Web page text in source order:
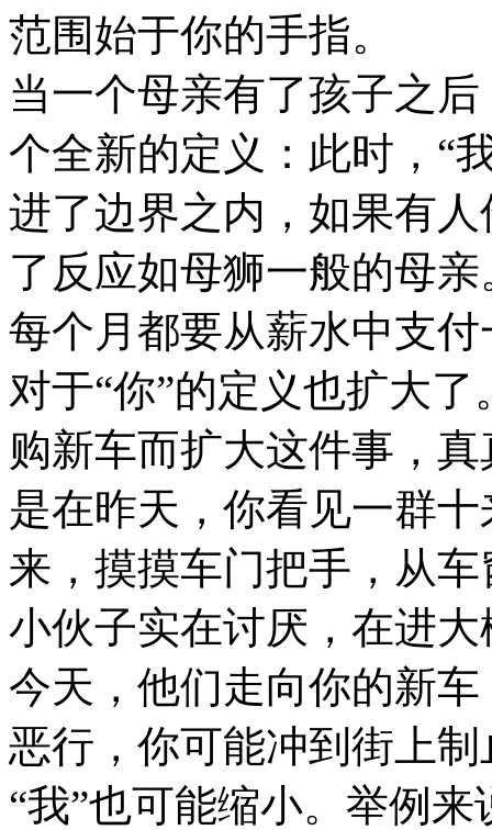
范围始于你的手指。
当一个母亲有了孩子之
个全新的定义：此时，“
进了边界之内，如果有
了反应如母狮一般的母
每个月都要从薪水中支
对于“你”的定义也扩大
购新车而扩大这件事，
是在昨天，你看见一群
来，摸摸车门把手，从
小伙子实在讨厌，在进
今天，他们走向你的新
恶行，你可能冲到街上
“我”也可能缩小。举例